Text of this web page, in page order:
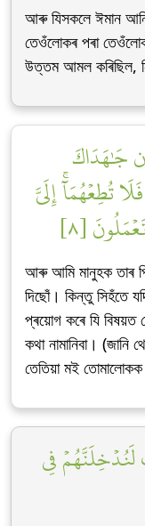
আৰু যিসকলে ঈমান
তেওঁলোকৰ পৰা
উত্তম আমল কৰিছিল,
جَٰهَدَاكَ
تُطِعۡهُمَآۚ إِلَيَّ
[٨]
আৰু আমি মানুহক তাৰ
দিছোঁ। কিন্তু সিহঁতে
প্ৰয়োগ কৰে যি বিষয়ত
কথা নামানিবা।
তেতিয়া মই তোমালোকক
فِي